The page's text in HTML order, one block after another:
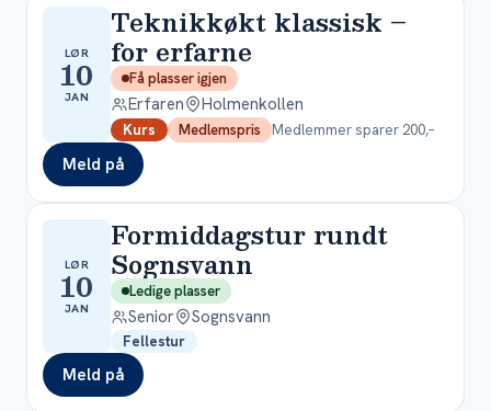
LØR
10
JAN
Teknikkøkt klassisk –
for erfarne
Få plasser igjen
Erfaren Holmenkollen
Kurs Medlemspris Medlemmer sparer 200,–
Meld på
LØR
10
JAN
Formiddagstur rundt
Sognsvann
Ledige plasser
Senior Sognsvann
Fellestur
Meld på